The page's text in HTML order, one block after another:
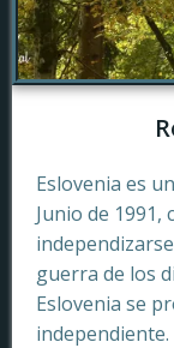
Eslovenia es
Junio de 1991,
guerra de los
Eslovenia se